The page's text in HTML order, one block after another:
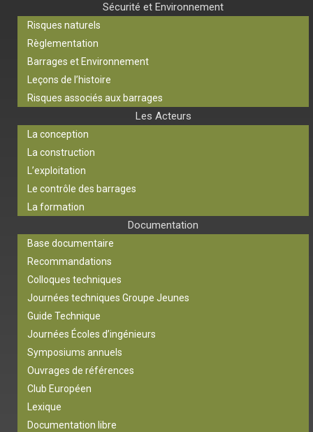
Sécurité et Environnement
Risques naturels
Règlementation
Barrages et Environnement
Leçons de l’histoire
Risques associés aux barrages
Les Acteurs
La conception
La construction
L’exploitation
Le contrôle des barrages
La formation
Documentation
Base documentaire
Recommandations
Colloques techniques
Journées techniques Groupe Jeunes
Guide Technique
Journées Écoles d’ingénieurs
Symposiums annuels
Ouvrages de références
Club Européen
Lexique
Documentation libre